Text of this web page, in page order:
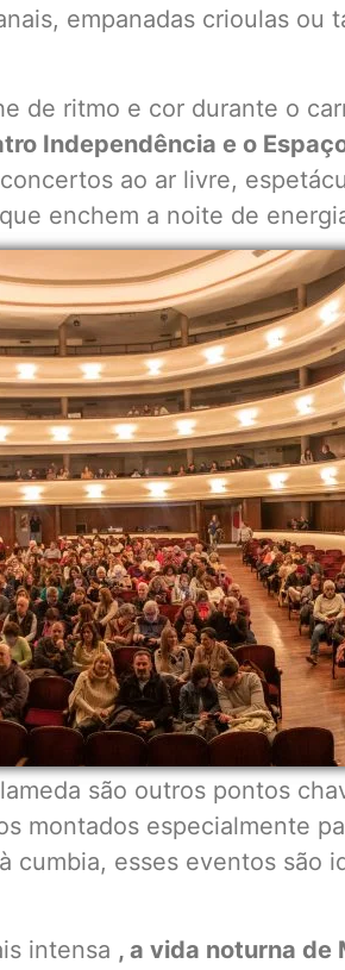
empanadas crioulas ou
de ritmo e cor durante o
Independência e o
ao ar livre,
enchem a noite de
são outros pontos
montados especialmente
cumbia, esses eventos são
intensa , a vida noturna de